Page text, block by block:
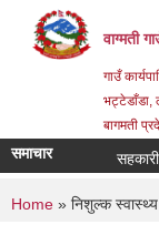
वाग्मती
गाउँ
भट्टेडाँडा,
बागमती
समाचार सहकारी
You are
Home » निशुल्क स्वास्थ्य